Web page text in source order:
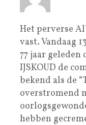
Het perverse
vast. Vandaag
77 jaar geleden
IJSKOUD de
bekend als de
overstromend
hebben